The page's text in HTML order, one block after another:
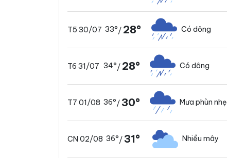
T5 30/07 33°/ 28° Có dông
T6 31/07 34°/ 28° Có dông
T7 01/08 36°/30° Mưa phùn nhẹ
CN 02/08 36°/31° Nhiều mây